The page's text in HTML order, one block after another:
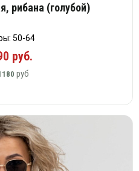
рибана (голубой)
50-64
руб.
руб